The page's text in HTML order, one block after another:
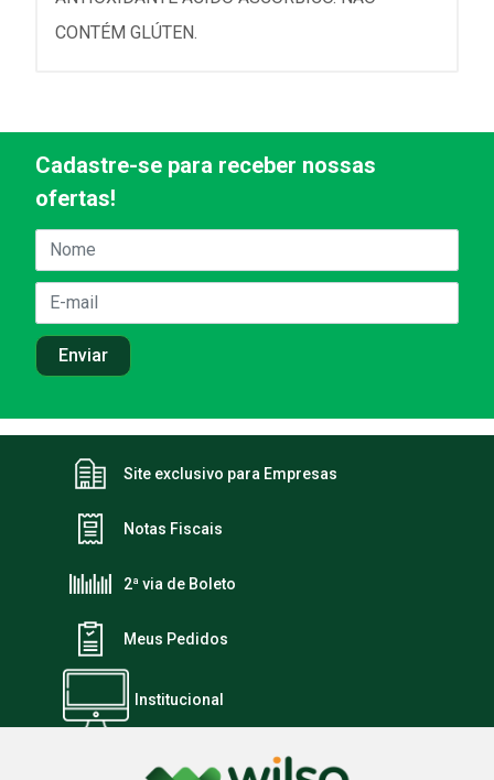
CONTÉM GLÚTEN.
Cadastre-se para receber nossas
ofertas!
Site exclusivo para Empresas
Notas Fiscais
2ª via de Boleto
Meus Pedidos
Institucional